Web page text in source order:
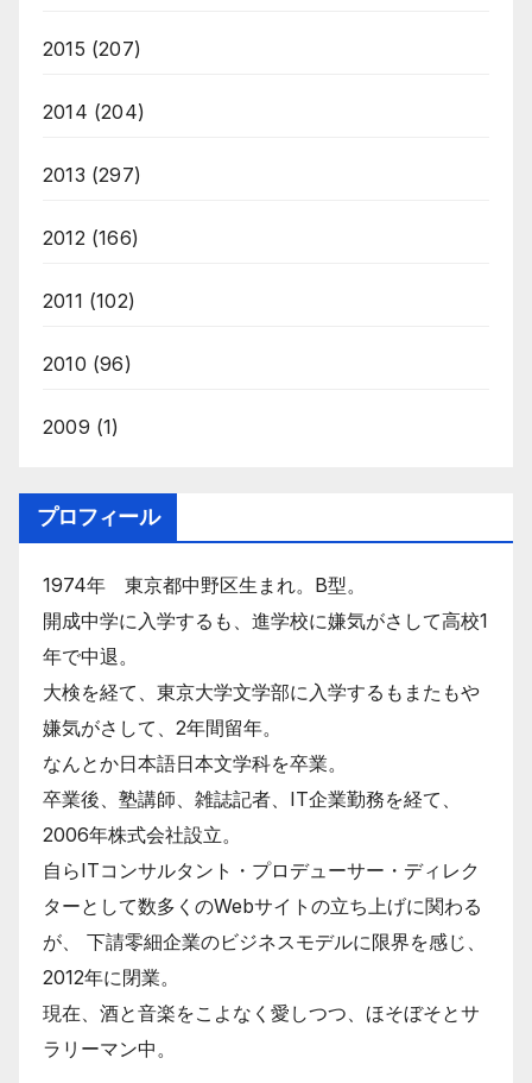
2015 (207)
2014 (204)
2013 (297)
2012(166)
2011 (102)
2010 (96)
2009 (1)
プロフィール
1974年 東京都中野区生まれ。B型。
開成中学に入学するも、進学校に嫌気がさして高校1
年で中退。
大検を経て、東京大学文学部に入学するもまたもや
嫌気がさして、2年間留年。
なんとか日本語日本文学科を卒業。
卒業後、塾講師、雑誌記者、IT企業勤務を経て、
2006年株式会社設立。
自らITコンサルタント・プロデューサー・ディレク
ターとして数多くのWebサイトの立ち上げに関わる
が、 下請零細企業のビジネスモデルに限界を感じ、
2012年に閉業。
現在、酒と音楽をこよなく愛しつつ、ほそぼそとサ
ラリーマン中。